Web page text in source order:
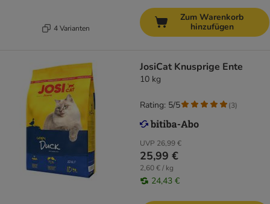
4 Varianten
Zum Warenkorb
hinzufügen
JosiCat Knusprige Ente
10 kg
UVP 26,99 €
25,99 €
2,60 € / kg
24,43 €
Rating: 5/5 (3)